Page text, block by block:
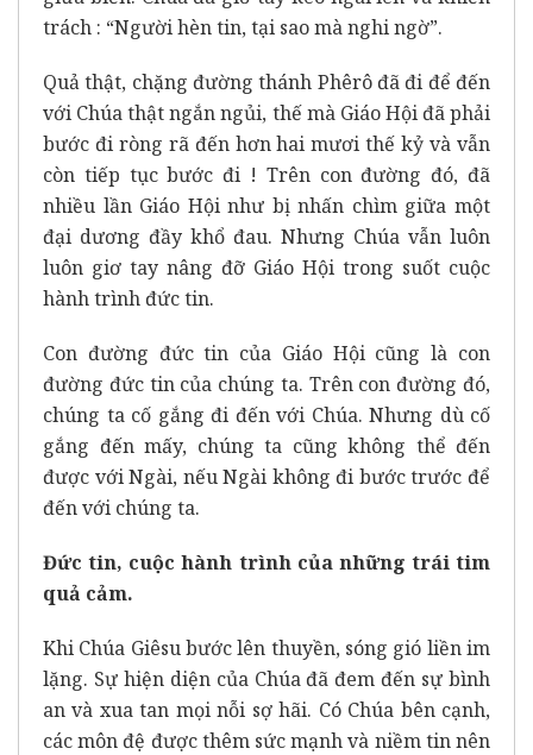
trách : “Người hèn tin, tại sao mà nghi ngờ”.
Quả thật, chặng đường thánh Phêrô đã đi để đến
với Chúa thật ngắn ngủi, thế mà Giáo Hội đã phải
bước đi ròng rã đến hơn hai mươi thế kỷ và vẫn
còn tiếp tục bước đi ! Trên con đường đó, đã
nhiều lần Giáo Hội như bị nhấn chìm giữa một
đại dương đầy khổ đau. Nhưng Chúa vẫn luôn
luôn giơ tay nâng đỡ Giáo Hội trong suốt cuộc
hành trình đức tin.
Con đường đức tin của Giáo Hội cũng là con
đường đức tin của chúng ta. Trên con đường đó,
chúng ta cố gắng đi đến với Chúa. Nhưng dù cố
gắng đến mấy, chúng ta cũng không thể đến
được với Ngài, nếu Ngài không đi bước trước để
đến với chúng ta.
Đức tin, cuộc hành trình của những trái tim
quả cảm.
Khi Chúa Giêsu bước lên thuyền, sóng gió liền im
lặng. Sự hiện diện của Chúa đã đem đến sự bình
an và xua tan mọi nỗi sợ hãi. Có Chúa bên cạnh,
các môn đệ được thêm sức mạnh và niềm tin nên